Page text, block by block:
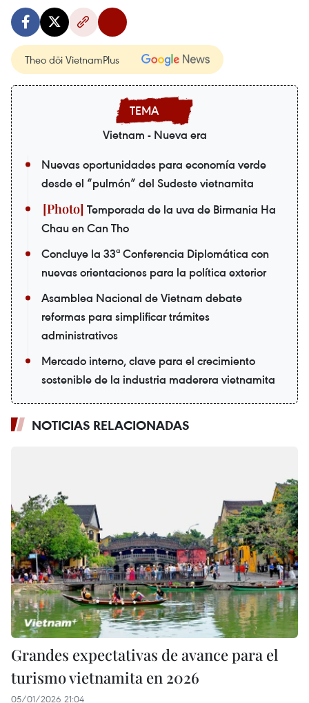
Theo dõi VietnamPlus
Vietnam - Nueva era
Nuevas oportunidades para economía verde
desde el “pulmón” del Sudeste vietnamita
Temporada de la uva de Birmania Ha
Chau en Can Tho
Concluye la 33ª Conferencia Diplomática con
nuevas orientaciones para la política exterior
Asamblea Nacional de Vietnam debate
reformas para simplificar trámites
administrativos
Mercado interno, clave para el crecimiento
sostenible de la industria maderera vietnamita
NOTICIAS RELACIONADAS
Grandes expectativas de avance para el
turismo vietnamita en 2026
05/01/2026 21:04